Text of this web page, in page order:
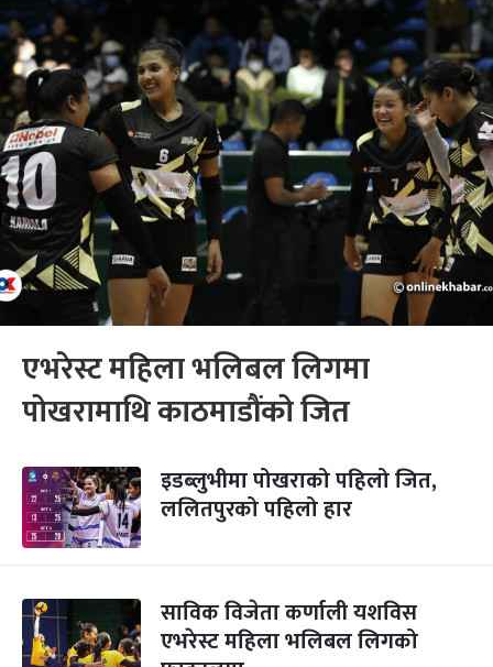
एभरेस्ट महिला भलिबल लिगमा
पोखरामाथि काठमाडौंको जित
इडब्लुभीमा पोखराको पहिलो जित,
ललितपुरको पहिलो हार
साविक विजेता कर्णाली यशविस
एभरेस्ट महिला भलिबल लिगको